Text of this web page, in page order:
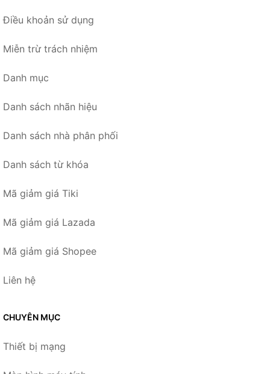
Điều khoản sử dụng
Miễn trừ trách nhiệm
Danh mục
Danh sách nhãn hiệu
Danh sách nhà phân phối
Danh sách từ khóa
Mã giảm giá Tiki
Mã giảm giá Lazada
Mã giảm giá Shopee
Liên hệ
CHUYÊN MỤC
Thiết bị mạng